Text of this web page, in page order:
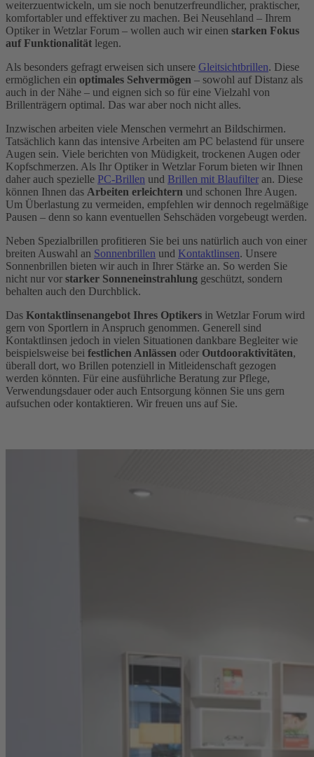
weiterzuentwickeln, um sie noch benutzerfreundlicher, praktischer,
komfortabler und effektiver zu machen. Bei Neusehland – Ihrem
Optiker in Wetzlar Forum – wollen auch wir einen starken Fokus
auf Funktionalität legen.
Als besonders gefragt erweisen sich unsere Gleitsichtbrillen. Diese
ermöglichen ein optimales Sehvermögen – sowohl auf Distanz als
auch in der Nähe – und eignen sich so für eine Vielzahl von
Brillenträgern optimal. Das war aber noch nicht alles.
Inzwischen arbeiten viele Menschen vermehrt an Bildschirmen.
Tatsächlich kann das intensive Arbeiten am PC belastend für unsere
Augen sein. Viele berichten von Müdigkeit, trockenen Augen oder
Kopfschmerzen. Als Ihr Optiker in Wetzlar Forum bieten wir Ihnen
daher auch spezielle PC-Brillen und Brillen mit Blaufilter an. Diese
können Ihnen das Arbeiten erleichtern und schonen Ihre Augen.
Um Überlastung zu vermeiden, empfehlen wir dennoch regelmäßige
Pausen – denn so kann eventuellen Sehschäden vorgebeugt werden.
Neben Spezialbrillen profitieren Sie bei uns natürlich auch von einer
breiten Auswahl an Sonnenbrillen und Kontaktlinsen. Unsere
Sonnenbrillen bieten wir auch in Ihrer Stärke an. So werden Sie
nicht nur vor starker Sonneneinstrahlung geschützt, sondern
behalten auch den Durchblick.
Das Kontaktlinsenangebot Ihres Optikers in Wetzlar Forum wird
gern von Sportlern in Anspruch genommen. Generell sind
Kontaktlinsen jedoch in vielen Situationen dankbare Begleiter wie
beispielsweise bei festlichen Anlässen oder Outdooraktivitäten,
überall dort, wo Brillen potenziell in Mitleidenschaft gezogen
werden könnten. Für eine ausführliche Beratung zur Pflege,
Verwendungsdauer oder auch Entsorgung können Sie uns gern
aufsuchen oder kontaktieren. Wir freuen uns auf Sie.